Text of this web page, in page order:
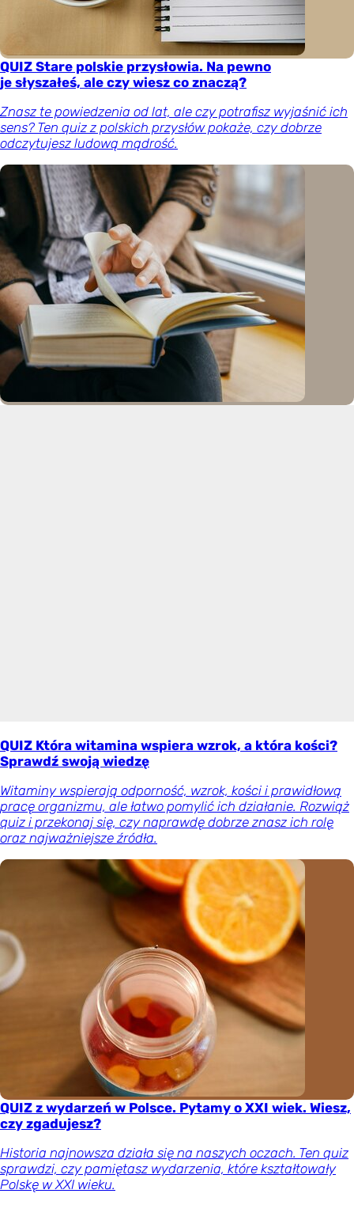
QUIZ Stare polskie przysłowia. Na pewno
je słyszałeś, ale czy wiesz co znaczą?
Znasz te powiedzenia od lat, ale czy potrafisz wyjaśnić ich
sens? Ten quiz z polskich przysłów pokaże, czy dobrze
odczytujesz ludową mądrość.
QUIZ Która witamina wspiera wzrok, a która kości?
Sprawdź swoją wiedzę
Witaminy wspierają odporność, wzrok, kości i prawidłową
pracę organizmu, ale łatwo pomylić ich działanie. Rozwiąż
quiz i przekonaj się, czy naprawdę dobrze znasz ich rolę
oraz najważniejsze źródła.
QUIZ z wydarzeń w Polsce. Pytamy o XXI wiek. Wiesz,
czy zgadujesz?
Historia najnowsza działa się na naszych oczach. Ten quiz
sprawdzi, czy pamiętasz wydarzenia, które kształtowały
Polskę w XXI wieku.